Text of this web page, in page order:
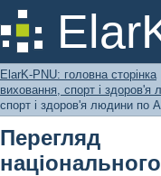
Перегляд
Івана
ElarK-PNU: головна сторінка
виховання, спорт і здоров'я
спорт і здоров'я людини по
Перегляд